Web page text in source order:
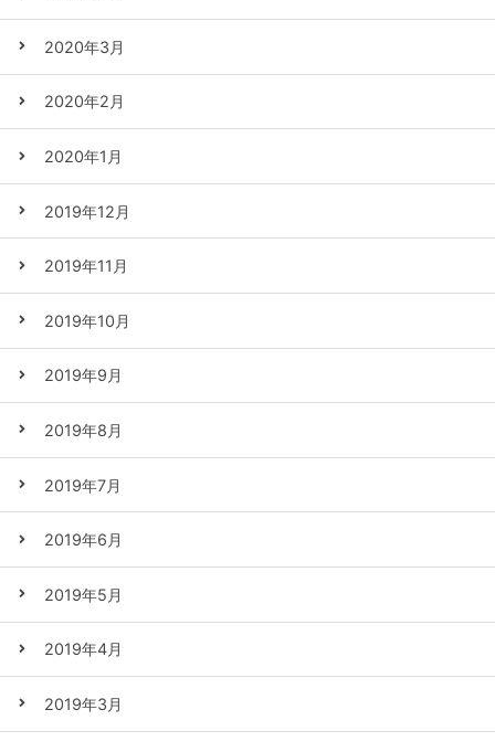
2020年3月
2020年2月
2020年1月
2019年12月
2019年11月
2019年10月
2019年9月
2019年8月
2019年7月
2019年6月
2019年5月
2019年4月
2019年3月